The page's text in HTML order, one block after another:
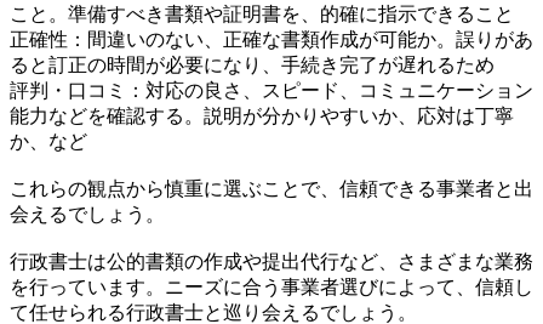
こと。準備すべき書類や証明書を、的確に指示できること
正確性：間違いのない、正確な書類作成が可能か。誤りがあ
ると訂正の時間が必要になり、手続き完了が遅れるため
評判・口コミ：対応の良さ、スピード、コミュニケーション
能力などを確認する。説明が分かりやすいか、応対は丁寧
か、など
これらの観点から慎重に選ぶことで、信頼できる事業者と出
会えるでしょう。
行政書士は公的書類の作成や提出代行など、さまざまな業務
を行っています。ニーズに合う事業者選びによって、信頼し
て任せられる行政書士と巡り会えるでしょう。